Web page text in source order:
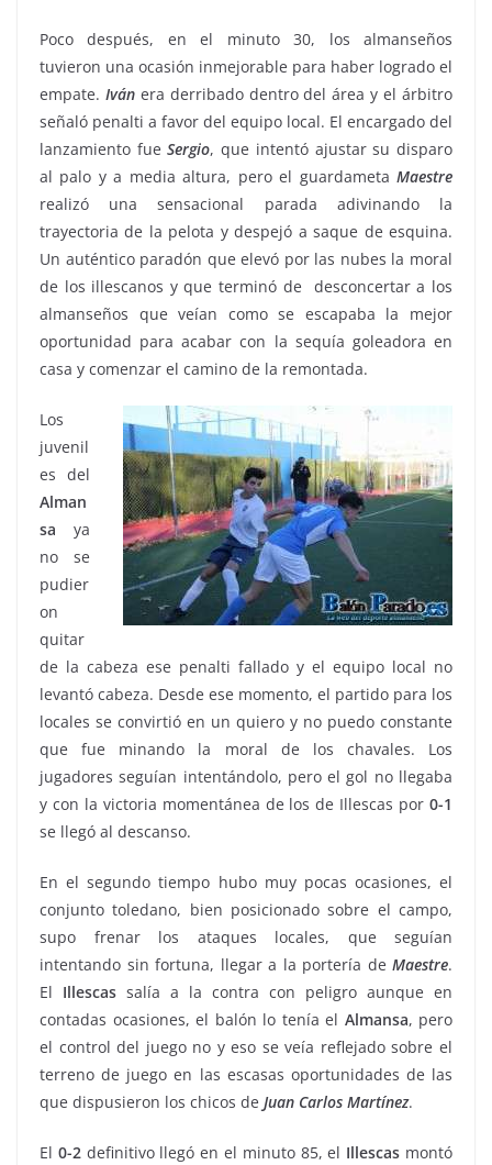
Poco después, en el minuto 30, los almanseños
tuvieron una ocasión inmejorable para haber logrado el
empate. Ivánera derribado dentro del área y el árbitro
señaló penalti a favor del equipo local. El encargado del
lanzamiento fueSergio, que intentó ajustar su disparo
al palo y a media altura, pero el guardameta Maestre
realizó una sensacional parada adivinando la
trayectoria de la pelota y despejó a saque de esquina.
Un auténtico paradón que elevó por las nubes la moral
de los illescanos y que terminó de desconcertar a los
almanseños que veían como se escapaba la mejor
oportunidad para acabar con la sequía goleadora en
casa y comenzar el camino de la remontada.
Los
juvenil
es del
Alman
sa ya
no se
pudier
on
quitar
de la cabeza ese penalti fallado y el equipo local no
levantó cabeza. Desde ese momento, el partido para los
locales se convirtió en un quiero y no puedo constante
que fue minando la moral de los chavales. Los
jugadores seguían intentándolo, pero el gol no llegaba
y con la victoria momentánea de los de Illescas por 0-1
se llegó al descanso.
En el segundo tiempo hubo muy pocas ocasiones, el
conjunto toledano, bien posicionado sobre el campo,
supo frenar los ataques locales, que seguían
intentando sin fortuna, llegar a la portería de Maestre.
El Illescas salía a la contra con peligro aunque en
contadas ocasiones, el balón lo tenía el Almansa, pero
el control del juego no y eso se veía reflejado sobre el
terreno de juego en las escasas oportunidades de las
que dispusieron los chicos de Juan Carlos Martínez.
El 0-2definitivo llegó en el minuto 85, el Illescas montó